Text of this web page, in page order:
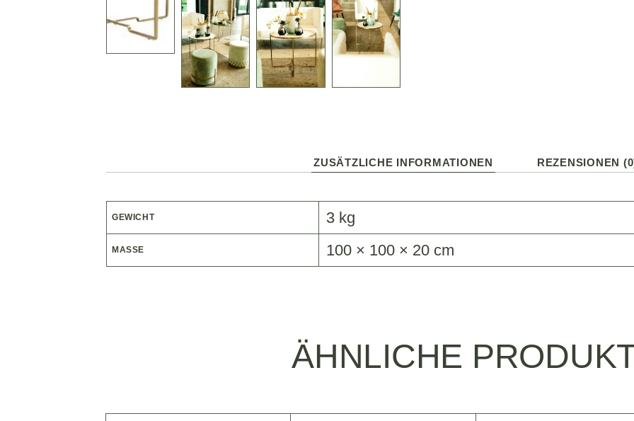
ZUSÄTZLICHE INFORMATIONEN REZENSIONEN
GEWICHT 3 kg
MASSE 100 × 100 × 20 cm
ÄHNLICHE